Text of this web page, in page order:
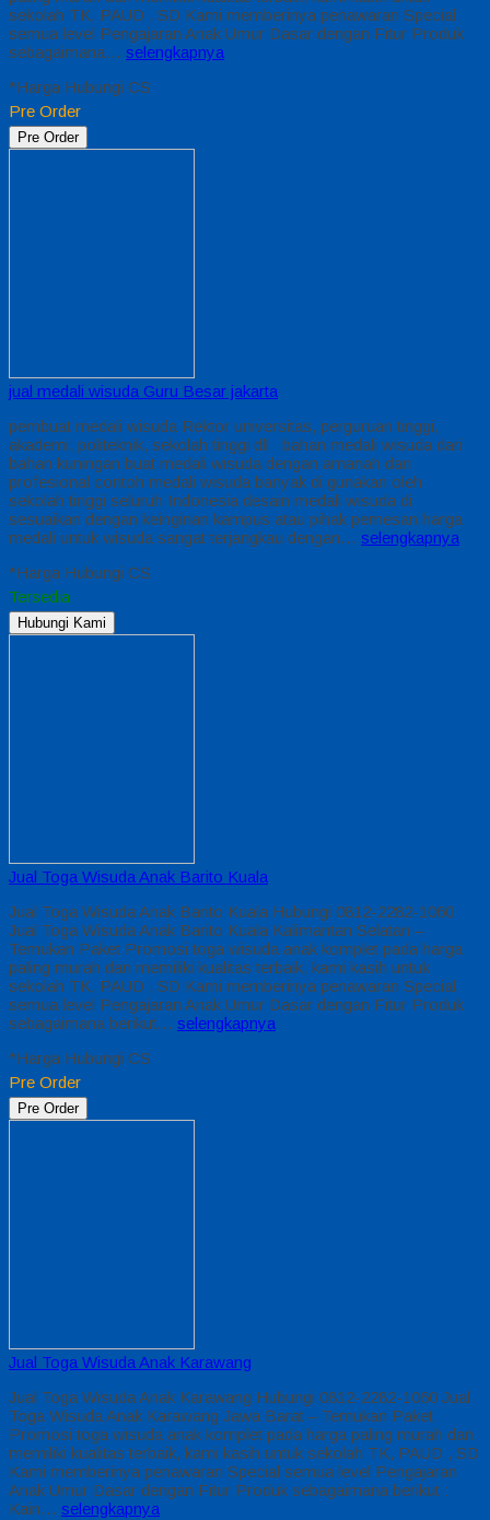
sekolah TK, PAUD , SD Kami memberinya penawaran Special
semua level Pengajaran Anak Umur Dasar dengan Fitur Produk
sebagaimana… selengkapnya
*Harga Hubungi CS
Pre Order
Pre Order
jual medali wisuda Guru Besar jakarta
pembuat medali wisuda Rektor universitas, perguruan tinggi,
akademi, politeknik, sekolah tinggi dll bahan medali wisuda dari
bahan kuningan buat medali wisuda dengan amanah dan
profesional contoh medali wisuda banyak di gunakan oleh
sekolah tinggi seluruh Indonesia desain medali wisuda di
sesuaikan dengan keinginan kampus atau pihak pemesan harga
medali untuk wisuda sangat terjangkau dengan… selengkapnya
*Harga Hubungi CS
Tersedia
Hubungi Kami
Jual Toga Wisuda Anak Barito Kuala
Jual Toga Wisuda Anak Barito Kuala Hubungi 0812-2282-1060
Jual Toga Wisuda Anak Barito Kuala Kalimantan Selatan –
Temukan Paket Promosi toga wisuda anak komplet pada harga
paling murah dan memiliki kualitas terbaik, kami kasih untuk
sekolah TK, PAUD , SD Kami memberinya penawaran Special
semua level Pengajaran Anak Umur Dasar dengan Fitur Produk
sebagaimana berikut… selengkapnya
*Harga Hubungi CS
Pre Order
Pre Order
Jual Toga Wisuda Anak Karawang
Jual Toga Wisuda Anak Karawang Hubungi 0812-2282-1060 Jual
Toga Wisuda Anak Karawang Jawa Barat – Temukan Paket
Promosi toga wisuda anak komplet pada harga paling murah dan
memiliki kualitas terbaik, kami kasih untuk sekolah TK, PAUD , SD
Kami memberinya penawaran Special semua level Pengajaran
Anak Umur Dasar dengan Fitur Produk sebagaimana berikut :
Kain… selengkapnya